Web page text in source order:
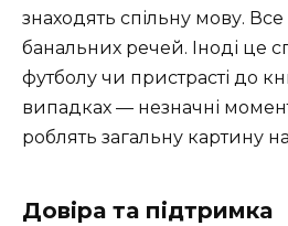
знаходять спільну мову.
банальних речей. Іноді це
футболу чи пристрасті до
випадках — незначні
роблять загальну картину
Довіра та підтримка